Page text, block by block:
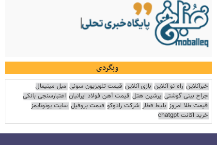
وبگردی
خبرآنلاین راه نو آنلاین بازی آنلاین قیمت تلویزیون سونی مبل مینیمال
جراح بینی گوشتی پرشین هتل قیمت آهن فولاد ایرانیان اعتبارسنجی بانکی
قیمت طلا امروز بلیط قطار شرکت رادوکو قیمت پروفیل سایت یوتوتایمز
خرید اکانت chatgpt